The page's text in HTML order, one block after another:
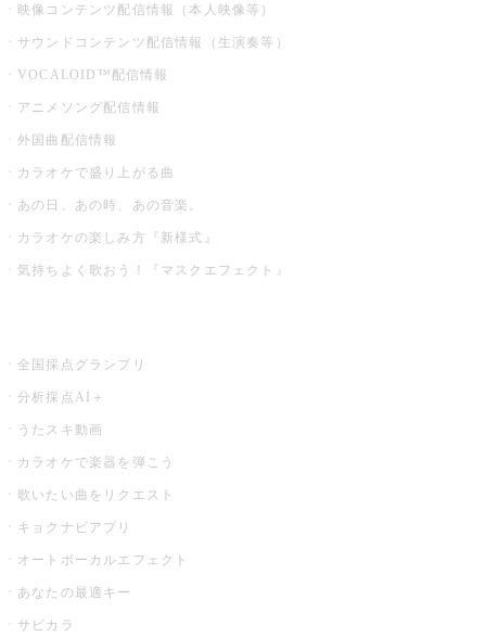
映像コンテンツ配信情報（本人映像等）
サウンドコンテンツ配信情報（生演奏等）
VOCALOID™配信情報
アニメソング配信情報
外国曲配信情報
カラオケで盛り上がる曲
あの日、あの時、あの音楽。
カラオケの楽しみ方『新様式』
気持ちよく歌おう！『マスクエフェクト』
全国採点グランプリ
分析採点AI＋
うたスキ動画
カラオケで楽器を弾こう
歌いたい曲をリクエスト
キョクナビアプリ
オートボーカルエフェクト
あなたの最適キー
サビカラ